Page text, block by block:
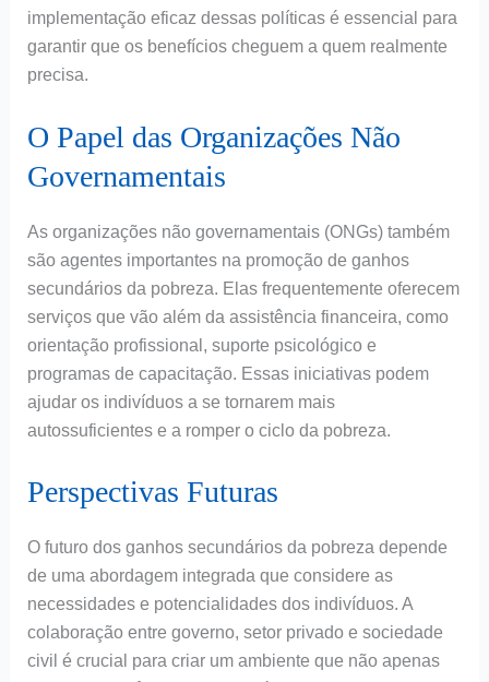
implementação eficaz dessas políticas é essencial para
garantir que os benefícios cheguem a quem realmente
precisa.
O Papel das Organizações Não
Governamentais
As organizações não governamentais (ONGs) também
são agentes importantes na promoção de ganhos
secundários da pobreza. Elas frequentemente oferecem
serviços que vão além da assistência financeira, como
orientação profissional, suporte psicológico e
programas de capacitação. Essas iniciativas podem
ajudar os indivíduos a se tornarem mais
autossuficientes e a romper o ciclo da pobreza.
Perspectivas Futuras
O futuro dos ganhos secundários da pobreza depende
de uma abordagem integrada que considere as
necessidades e potencialidades dos indivíduos. A
colaboração entre governo, setor privado e sociedade
civil é crucial para criar um ambiente que não apenas